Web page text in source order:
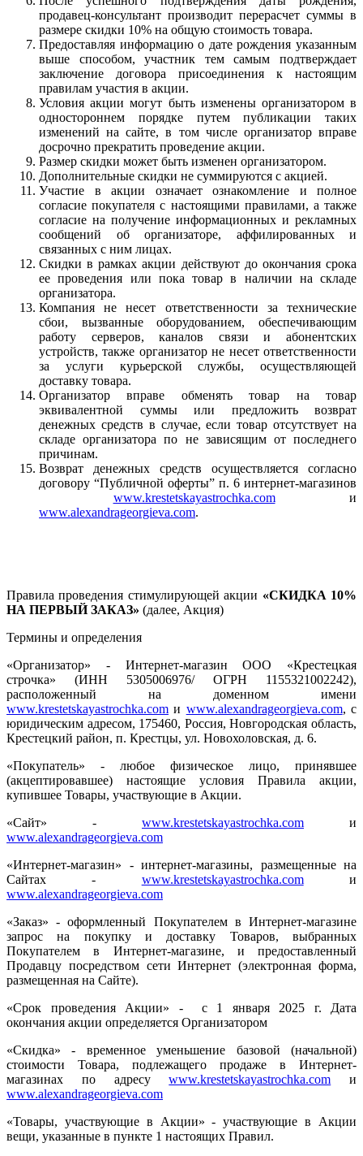
продавец-консультант производит перерасчет суммы в
размере скидки 10% на общую стоимость товара.
Предоставляя информацию о дате рождения указанным
выше способом, участник тем самым подтверждает
заключение договора присоединения к настоящим
правилам участия в акции.
Условия акции могут быть изменены организатором в
одностороннем порядке путем публикации таких
изменений на сайте, в том числе организатор вправе
досрочно прекратить проведение акции.
Размер скидки может быть изменен организатором.
Дополнительные скидки не суммируются с акцией.
Участие в акции означает ознакомление и полное
согласие покупателя с настоящими правилами, а также
согласие на получение информационных и рекламных
сообщений об организаторе, аффилированных и
связанных с ним лицах.
Скидки в рамках акции действуют до окончания срока
ее проведения или пока товар в наличии на складе
организатора.
Компания не несет ответственности за технические
сбои, вызванные оборудованием, обеспечивающим
работу серверов, каналов связи и абонентских
устройств, также организатор не несет ответственности
за услуги курьерской службы, осуществляющей
доставку товара.
Организатор вправе обменять товар на товар
эквивалентной суммы или предложить возврат
денежных средств в случае, если товар отсутствует на
складе организатора по не зависящим от последнего
причинам.
Возврат денежных средств осуществляется согласно
договору “Публичной оферты” п. 6 интернет-магазинов
www.krestetskayastrochka.comи
www.alexandrageorgieva.com.
Правила проведения стимулирующей акции «СКИДКА 10%
НА ПЕРВЫЙ ЗАКАЗ» (далее, Акция)
Термины и определения
«Организатор» - Интернет-магазин ООО «Крестецкая
строчка» (ИНН 5305006976/ ОГРН 1155321002242),
расположенный на доменном имени
www.krestetskayastrochka.com и www.alexandrageorgieva.com, с
юридическим адресом, 175460, Россия, Новгородская область,
Крестецкий район, п. Крестцы, ул. Новохоловская, д. 6.
«Покупатель» - любое физическое лицо, принявшее
(акцептировавшее) настоящие условия Правила акции,
купившее Товары, участвующие в Акции.
«Сайт» - www.krestetskayastrochka.com и
www.alexandrageorgieva.com
«Интернет-магазин» - интернет-магазины, размещенные на
Сайтах - www.krestetskayastrochka.comи
www.alexandrageorgieva.com
«Заказ» - оформленный Покупателем в Интернет-магазине
запрос на покупку и доставку Товаров, выбранных
Покупателем в Интернет-магазине, и предоставленный
Продавцу посредством сети Интернет (электронная форма,
размещенная на Сайте).
«Срок проведения Акции» - с 1 января 2025 г. Дата
окончания акции определяется Организатором
«Скидка» - временное уменьшение базовой (начальной)
стоимости Товара, подлежащего продаже в Интернет-
магазинах по адресуwww.krestetskayastrochka.com и
www.alexandrageorgieva.com
«Товары, участвующие в Акции» - участвующие в Акции
вещи, указанные в пункте 1 настоящих Правил.